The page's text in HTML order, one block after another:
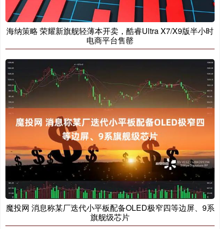
海纳策略 荣耀新旗舰轻薄本开卖，酷睿Ultra X7/X9版半小时
电商平台售罄
魔投网 消息称某厂迭代小平板配备OLED极窄四等边屏、9系
旗舰级芯片